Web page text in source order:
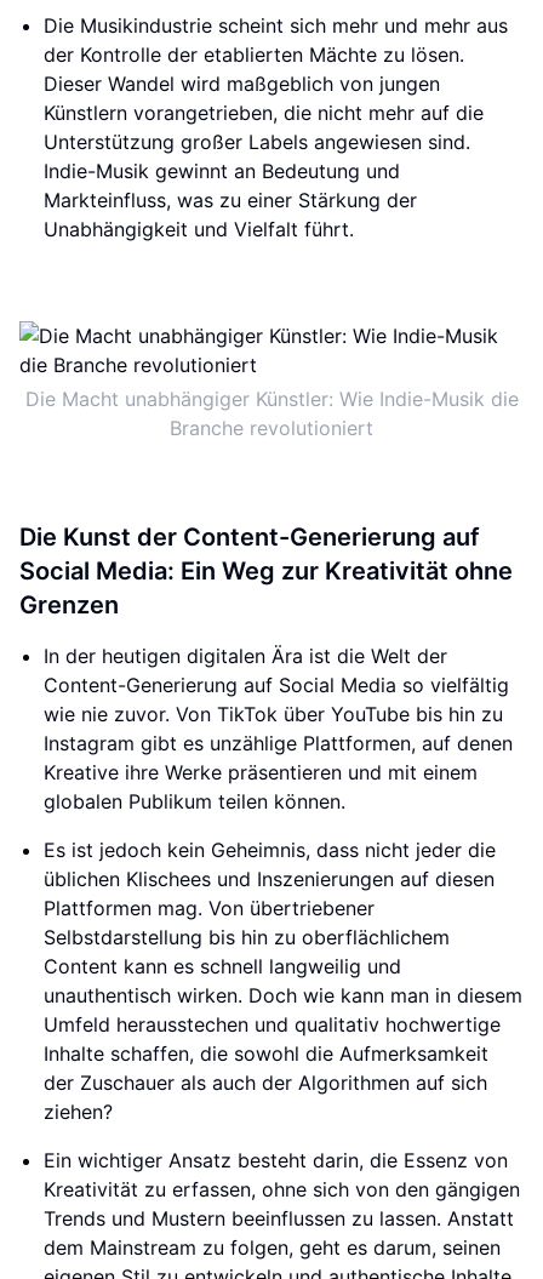
Die Musikindustrie scheint sich mehr und mehr aus
der Kontrolle der etablierten Mächte zu lösen.
Dieser Wandel wird maßgeblich von jungen
Künstlern vorangetrieben, die nicht mehr auf die
Unterstützung großer Labels angewiesen sind.
Indie-Musik gewinnt an Bedeutung und
Markteinfluss, was zu einer Stärkung der
Unabhängigkeit und Vielfalt führt.
Die Macht unabhängiger Künstler: Wie Indie-Musik die
Branche revolutioniert
Die Kunst der Content-Generierung auf
Social Media: Ein Weg zur Kreativität ohne
Grenzen
In der heutigen digitalen Ära ist die Welt der
Content-Generierung auf Social Media so vielfältig
wie nie zuvor. Von TikTok über YouTube bis hin zu
Instagram gibt es unzählige Plattformen, auf denen
Kreative ihre Werke präsentieren und mit einem
globalen Publikum teilen können.
Es ist jedoch kein Geheimnis, dass nicht jeder die
üblichen Klischees und Inszenierungen auf diesen
Plattformen mag. Von übertriebener
Selbstdarstellung bis hin zu oberflächlichem
Content kann es schnell langweilig und
unauthentisch wirken. Doch wie kann man in diesem
Umfeld herausstechen und qualitativ hochwertige
Inhalte schaffen, die sowohl die Aufmerksamkeit
der Zuschauer als auch der Algorithmen auf sich
ziehen?
Ein wichtiger Ansatz besteht darin, die Essenz von
Kreativität zu erfassen, ohne sich von den gängigen
Trends und Mustern beeinflussen zu lassen. Anstatt
dem Mainstream zu folgen, geht es darum, seinen